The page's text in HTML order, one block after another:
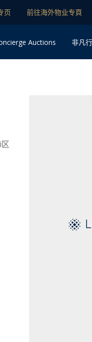
页 前往海外物业专⾴
Auctions ⾮凡